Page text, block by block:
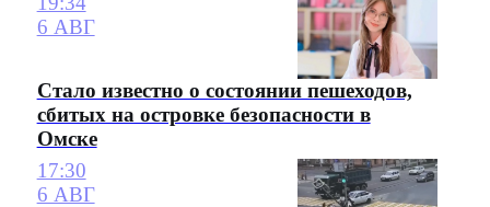
6 АВГ
Стало известно о состоянии пешеходов,
сбитых на островке безопасности в
Омске
17:30
6 АВГ